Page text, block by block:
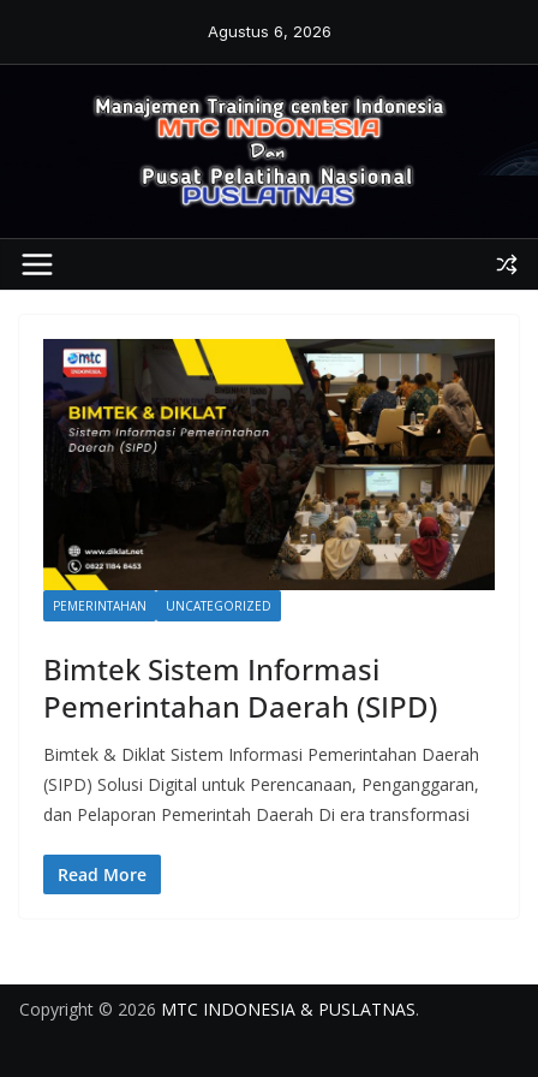
Agustus 6, 2026
PEMERINTAHAN UNCATEGORIZED
Bimtek Sistem Informasi
Pemerintahan Daerah (SIPD)
Bimtek & Diklat Sistem Informasi Pemerintahan Daerah
(SIPD) Solusi Digital untuk Perencanaan, Penganggaran,
dan Pelaporan Pemerintah Daerah Di era transformasi
Read More
Copyright © 2026 MTC INDONESIA & PUSLATNAS.